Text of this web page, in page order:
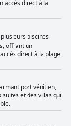
accès direct à la
piscines
offrant un
direct à la plage
port vénitien,
et des villas qui